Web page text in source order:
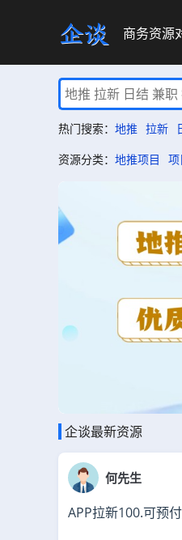
商务资源
热门搜索： 地推 拉新
资源分类： 地推项目
企谈最新资源
何先生
APP拉新100.可预付